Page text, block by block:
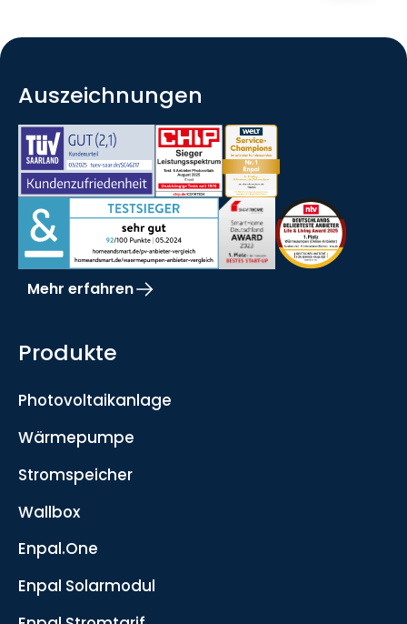
Auszeichnungen
Mehr erfahren
Produkte
Photovoltaikanlage
Wärmepumpe
Stromspeicher
Wallbox
Enpal.One
Enpal Solarmodul